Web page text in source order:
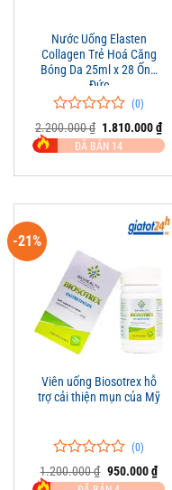
Nước Uống Elasten
Collagen Trẻ Hoá Căng
Bóng Da 25ml x 28 Ống
Đức
0
trên
5
0
(0)
2.200.000₫ Giá
gốc
là:
1.810.000₫Giá
tại
ĐÃ BÁN 14
-21%
Viên uống Biosotrex hỗ
trợ cải thiện mụn của Mỹ
0
trên
0
(0)
1.200.000₫ Giá
gốc
950.000₫Giá
hiện